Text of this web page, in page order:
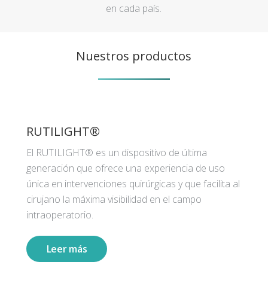
en cada país.
Nuestros productos
RUTILIGHT®
El RUTILIGHT® es un dispositivo de última
generación que ofrece una experiencia de uso
única en intervenciones quirúrgicas y que facilita al
cirujano la máxima visibilidad en el campo
intraoperatorio.
Leer más